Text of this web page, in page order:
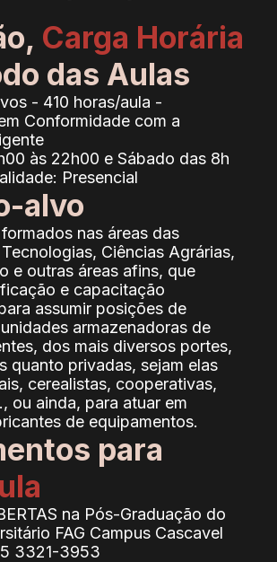
Carga Horária
das Aulas
- 410 horas/aula -
Conformidade com a
às 22h00 e Sábado das 8h
Presencial
alvo
nas áreas das
Ciências Agrárias,
e outras áreas afins, que
e capacitação
assumir posições de
armazenadoras de
dos mais diversos portes,
quanto privadas, sejam elas
cerealistas, cooperativas,
ou ainda, para atuar em
de equipamentos.
para
na Pós-Graduação do
FAG Campus Cascavel
3321-3953